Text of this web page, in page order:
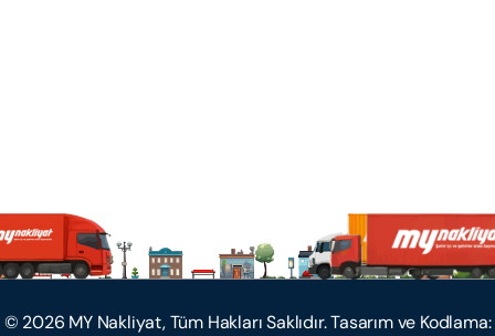
© 2026 MY Nakliyat, Tüm Hakları Saklıdır. Tasarım ve Kodlama: